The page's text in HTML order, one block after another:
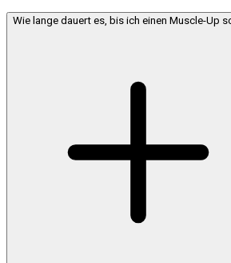
Wie lange dauert es, bis ich einen Muscle-Up